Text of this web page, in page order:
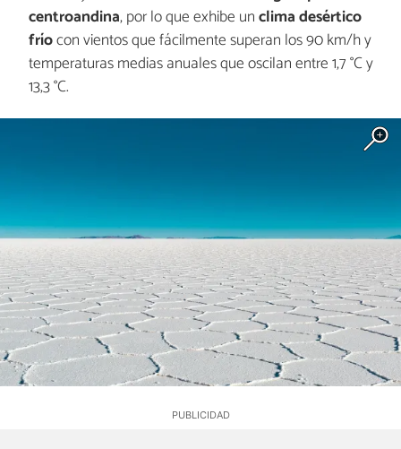
centroandina, por lo que exhibe unclima desértico
fríocon vientos que fácilmente superan los 90 km/h y
temperaturas medias anuales que oscilan entre 1,7 °C y
13,3 °C.